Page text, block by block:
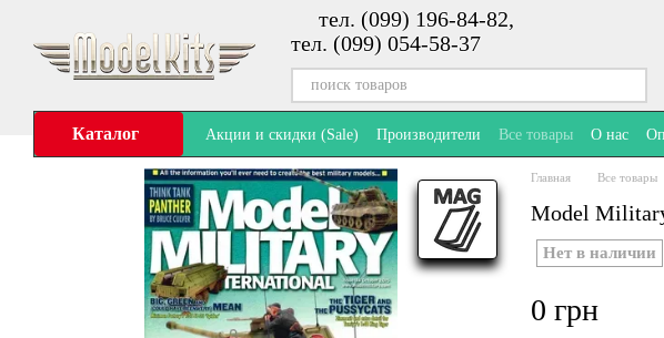
тел. (099) 196-84-82,
тел. (099) 054-58-37
Каталог Акции и скидки (Sale) Производители Все товары О нас
Главная Все товары
Model
Нет в наличии
0 грн